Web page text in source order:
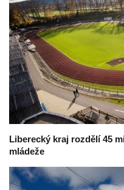
Liberecký kraj rozdělí 45
mládeže